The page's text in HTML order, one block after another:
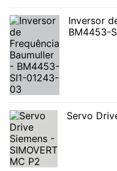
Inversor
BM4453-
Servo